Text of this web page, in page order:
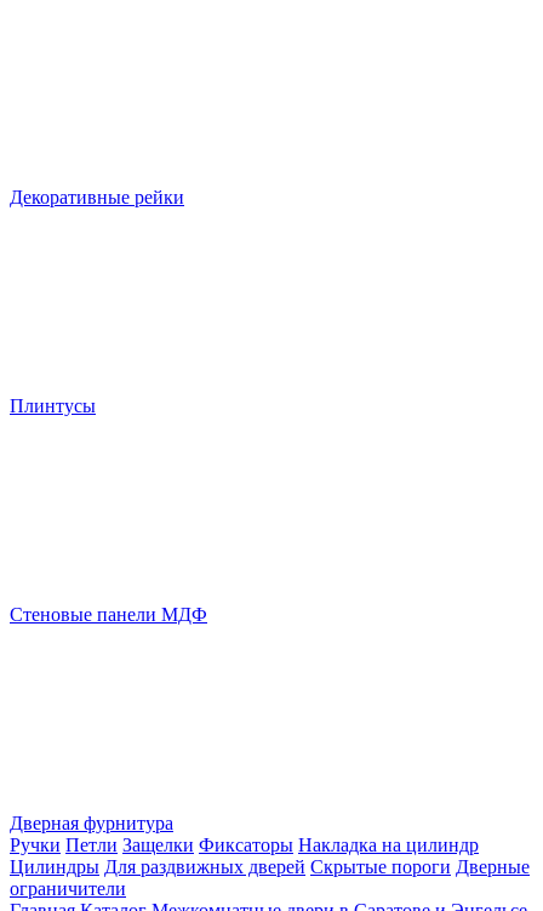
Декоративные рейки
Плинтусы
Стеновые панели МДФ
Дверная фурнитура
Ручки Петли Защелки Фиксаторы Накладка на цилиндр
Цилиндры Для раздвижных дверей Скрытые пороги Дверные
ограничители